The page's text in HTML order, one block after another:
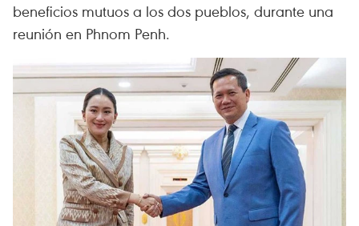
beneficios mutuos a los dos pueblos, durante una
reunión en Phnom Penh.